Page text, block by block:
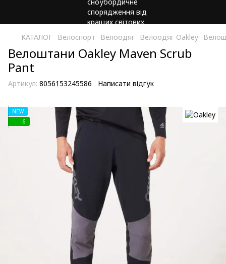
КАТАЛОГ Велоспорт Велоодяг Велоодяг Oakley
Велоштани Oakley Maven Scrub
Pant
Артикул: 8056153245586 Написати відгук
NEW
6